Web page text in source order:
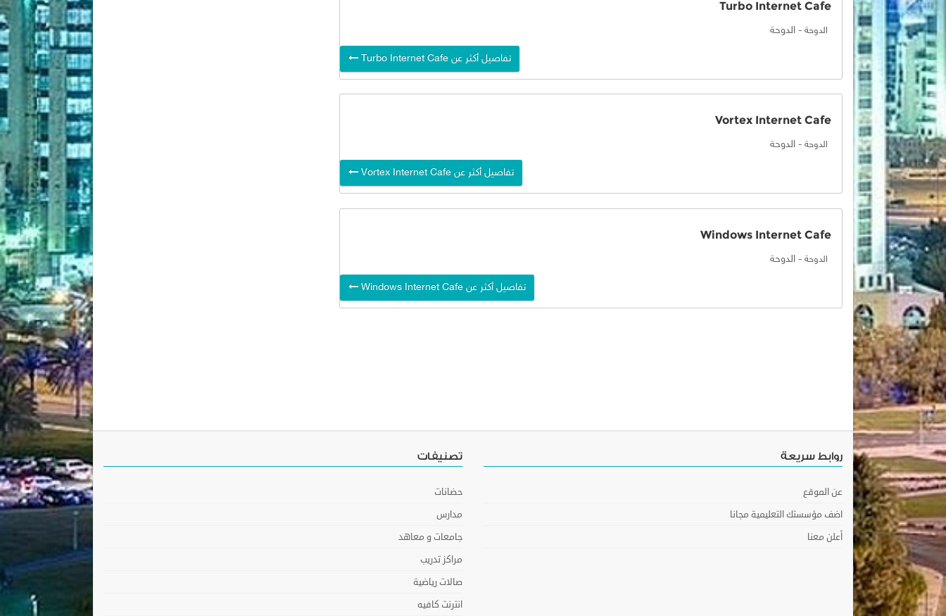
Turbo Internet Cafe
الدوحة - الدوحة
تفاصيل أكثر عن Turbo Internet Cafe
Vortex Internet Cafe
الدوحة - الدوحة
تفاصيل أكثر عن Vortex Internet Cafe
Windows Internet Cafe
الدوحة - الدوحة
تفاصيل أكثر عن Windows Internet Cafe
روابط سريعة
عن الموقع
اضف مؤسستك التعليمية مجانا
أعلن معنا
تصنيفات
حضانات
مدارس
جامعات و معاهد
مراكز تدريب
صالات رياضية
انترنت كافيه